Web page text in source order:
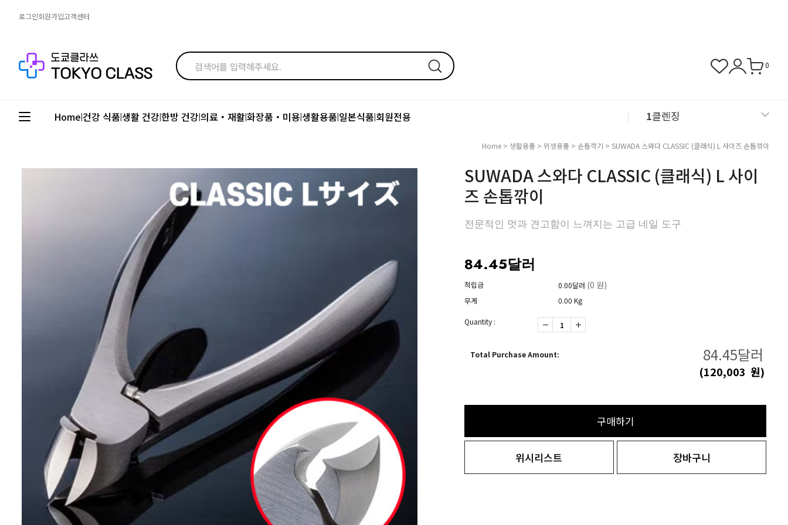
로그인회원가입고객센터
0
Home|건강 식품|생활 건강|한방 건강|의료・재활|화장품・미용|생활용품|일본식품|회원전용 1클렌징
2샴푸
3 근육관절
Home > 생활용품 > 위생용품 > 손톱깍기 > SUWADA 스와다 CLASSIC (클래식) L 사이즈 손톱깎이
SUWADA 스와다 CLASSIC (클래식) L 사이
즈 손톱깎이
전문적인 멋과 견고함이 느껴지는 고급 네일 도구
84.45달러
적립금 0.00달러 (0 원)
무게 0.00 Kg
Quantity :
Total Purchase Amount: 84.45달러
(120,003 원)
구매하기
위시리스트 장바구니